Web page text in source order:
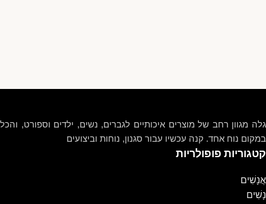
גלה מגוון רחב של מוצרים איכותיים לגברים, נשים, ילדים וספורט, והכל
במקום נוח אחד. קנה עכשיו עבור סגנון, נוחות וביצועים
קטגוריות פופולריות
אֲנָשִׁים
נָשִׁים